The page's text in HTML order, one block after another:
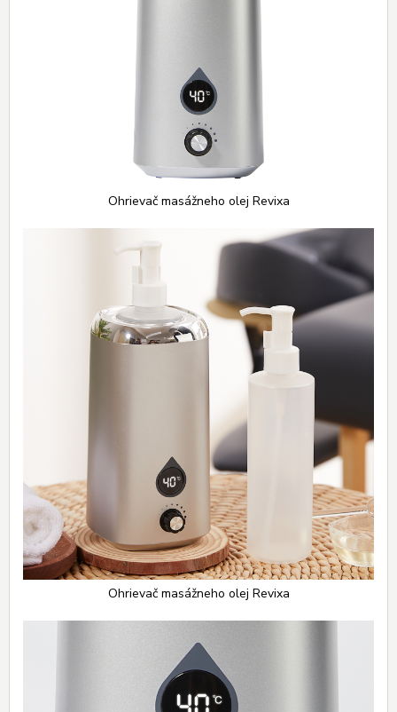
Ohrievač masážneho olej Revixa
Ohrievač masážneho olej Revixa